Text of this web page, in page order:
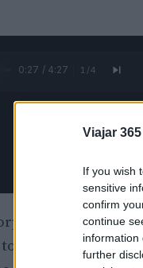
Viajar 365
If you wish
sensitive
confirm
continue
information
further
0:28 / 4:27 1 /4
para
en una de